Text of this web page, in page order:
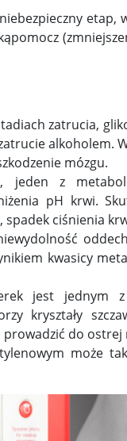
etap,
zatrucia,
alkoholem.
mózgu.
jeden z
pH krwi.
ciśnienia
kwasicy
jest jednym z
kryształy
do
może